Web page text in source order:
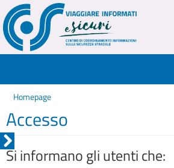
Homepage
Accesso
Si informano gli utenti che: